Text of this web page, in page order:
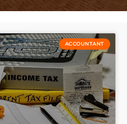
ACCOUNTANT